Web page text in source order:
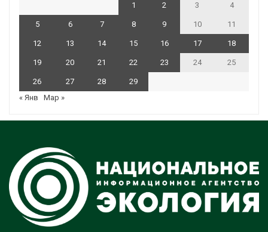
1 2 3 4
5 6 7 8 9 10 11
12 13 14 15 16 17 18
19 20 21 22 23 24 25
26 27 28
29
« Янв
Мар »